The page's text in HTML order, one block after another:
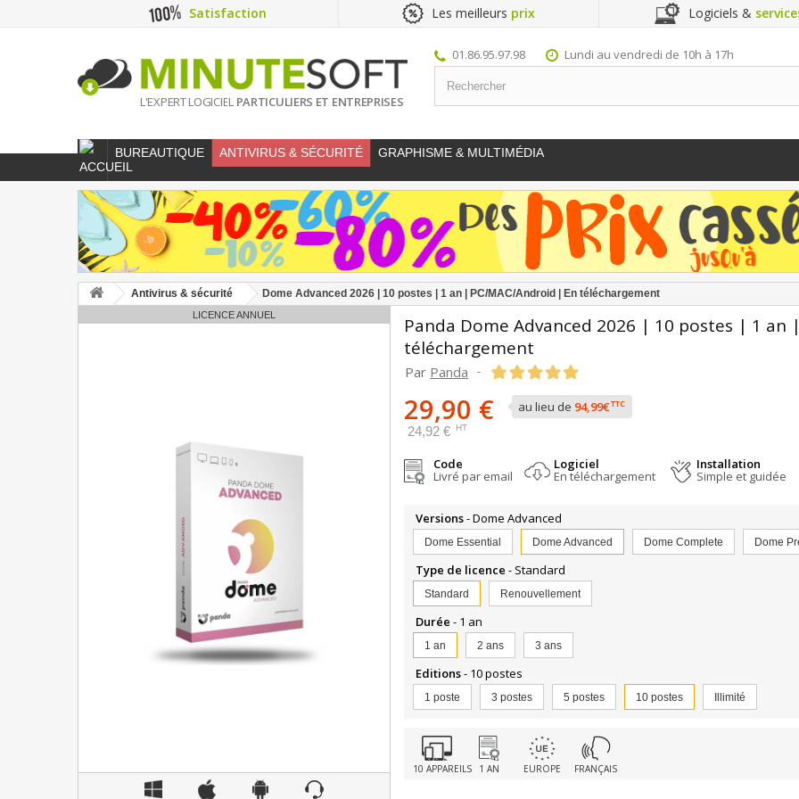
Satisfaction Les meilleurs prix Logiciels &
L'EXPERT LOGICIEL PARTICULIERS ET ENTREPRISES
01.86.95.97.98 Lundi au vendredi de 10h à 17h
BUREAUTIQUE ANTIVIRUS & SÉCURITÉ GRAPHISME & MULTIMÉDIA
Antivirus & sécurité Dome Advanced 2026 | 10 postes | 1 an | PC/MAC/Android | En téléchargement
LICENCE ANNUEL
Panda Dome Advanced 2026 | 10 postes | 1 an
téléchargement
Par Panda -
29,90 € au lieu de 94,99€TTC
24,92 € HT
Code
Livré par email
Logiciel
En téléchargement
Installation
Simple et guidée
Versions- Dome Advanced
Dome Essential Dome Advanced Dome Complete Dome
Type de licence- Standard
Standard Renouvellement
Durée- 1 an
1 an 2 ans 3 ans
Editions- 10 postes
1 poste 3 postes 5 postes 10 postes Illimité
10 APPAREILS 1 AN EUROPE FRANÇAIS